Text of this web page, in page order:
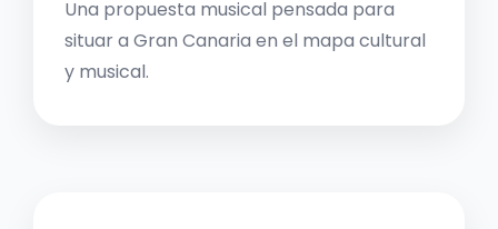
Una propuesta musical pensada para
situar a Gran Canaria en el mapa cultural
y musical.